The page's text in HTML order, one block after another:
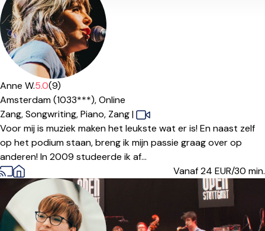
Anne W.5.0(9)
Amsterdam (1033***),Online
Zang,Songwriting,Piano, Zang|
Voor mij is muziek maken het leukste wat er is! En naast zelf
op het podium staan, breng ik mijn passie graag over op
anderen! In 2009 studeerde ik af...
Vanaf 24 EUR/30 min.